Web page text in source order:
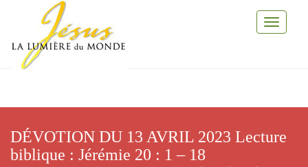
Toggle
DÉVOTION DU 13 AVRIL 2023 Lecture
biblique : Jérémie 20 : 1 – 18